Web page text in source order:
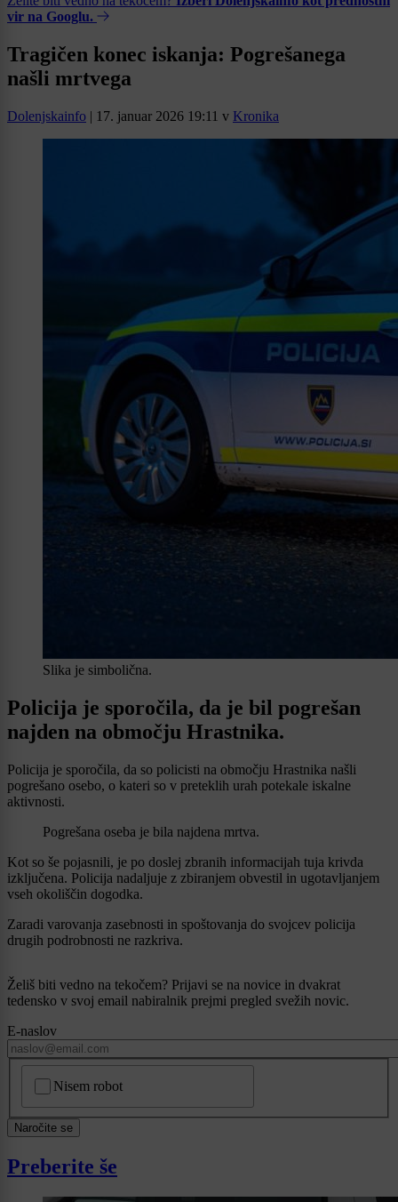
vir na Googlu.
Tragičen konec iskanja: Pogrešanega
našli mrtvega
Dolenjskainfo | 17. januar 2026 19:11 v Kronika
Slika je simbolična.
Policija je sporočila, da je bil pogrešan
najden na območju Hrastnika.
Policija je sporočila, da so policisti na območju Hrastnika našli
pogrešano osebo, o kateri so v preteklih urah potekale iskalne
aktivnosti.
Pogrešana oseba je bila najdena mrtva.
Kot so še pojasnili, je po doslej zbranih informacijah tuja krivda
izključena. Policija nadaljuje z zbiranjem obvestil in ugotavljanjem
vseh okoliščin dogodka.
Zaradi varovanja zasebnosti in spoštovanja do svojcev policija
drugih podrobnosti ne razkriva.
Želiš biti vedno na tekočem? Prijavi se na novice in dvakrat
tedensko v svoj email nabiralnik prejmi pregled svežih novic.
E-naslov
Nisem robot
Naročite se
Preberite še